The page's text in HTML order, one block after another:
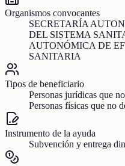
Organismos convocantes
SECRETARÍA
DEL SISTEMA
AUTONÓMICA DE
SANITARIA
Tipos de beneficiario
Personas jurídicas que
Personas físicas que no
Instrumento de la ayuda
Subvención y entrega